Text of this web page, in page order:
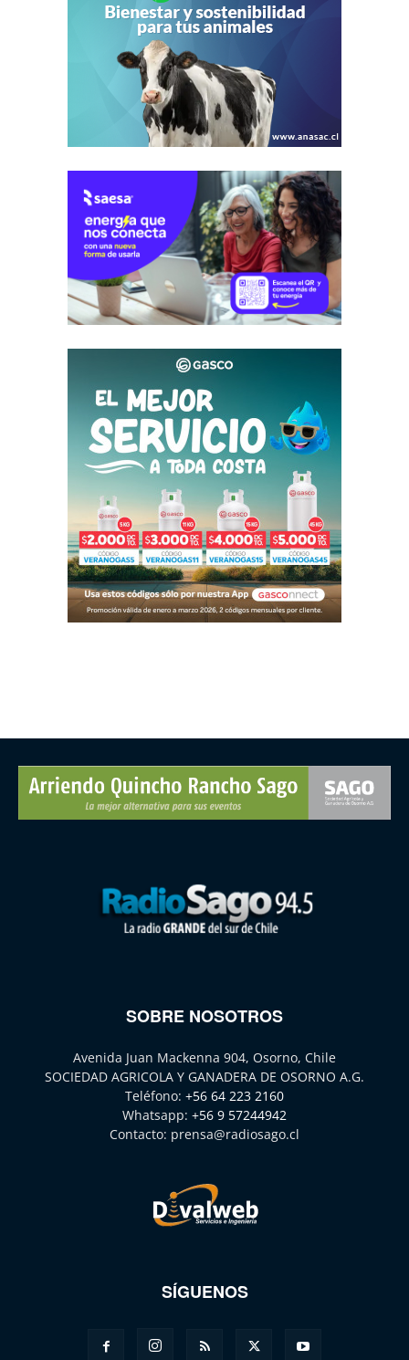
SOBRE NOSOTROS
Avenida Juan Mackenna 904, Osorno, Chile
SOCIEDAD AGRICOLA Y GANADERA DE OSORNO A.G.
Teléfono: +56 64 223 2160
Whatsapp: +56 9 57244942
Contacto: prensa@radiosago.cl
SÍGUENOS